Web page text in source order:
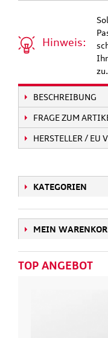
Hinweis:
zu.
BESCHREIBUNG
FRAGE ZUM
HERSTELLER / EU
KATEGORIEN
MEIN
TOP ANGEBOT